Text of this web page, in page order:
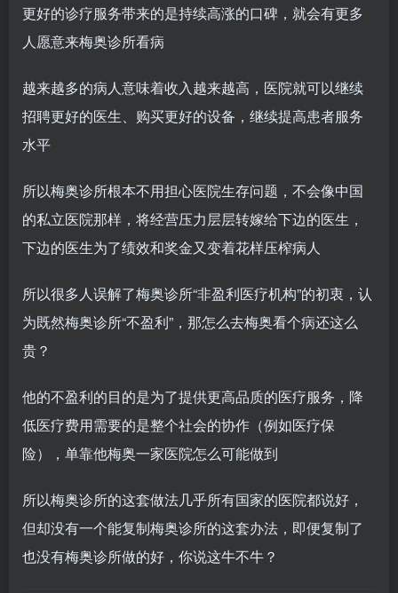
更好的诊疗服务带来的是持续高涨的口碑，就会有更多
人愿意来梅奥诊所看病
越来越多的病人意味着收入越来越高，医院就可以继续
招聘更好的医生、购买更好的设备，继续提高患者服务
水平
所以梅奥诊所根本不用担心医院生存问题，不会像中国
的私立医院那样，将经营压力层层转嫁给下边的医生，
下边的医生为了绩效和奖金又变着花样压榨病人
所以很多人误解了梅奥诊所“非盈利医疗机构”的初衷，认
为既然梅奥诊所“不盈利”，那怎么去梅奥看个病还这么
贵？
他的不盈利的目的是为了提供更高品质的医疗服务，降
低医疗费用需要的是整个社会的协作（例如医疗保
险），单靠他梅奥一家医院怎么可能做到
所以梅奥诊所的这套做法几乎所有国家的医院都说好，
但却没有一个能复制梅奥诊所的这套办法，即便复制了
也没有梅奥诊所做的好，你说这牛不牛？